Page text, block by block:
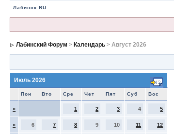
Лабинск.RU
Лабинский Форум > Календарь > Август 2026
Июль 2026
Пон Вто Сре Чет Пят Суб Вос
» 1 2 3 4 5
» 6 7 8 9 10 11 12